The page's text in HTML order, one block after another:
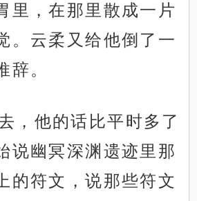
里，在那里散成一片
。云柔又给他倒了一
辞。
，他的话比平时多了
说幽冥深渊遗迹里那
的符文，说那些符文